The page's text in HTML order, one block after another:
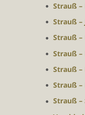
Strauß –
Strauß –
Strauß –
Strauß –
Strauß –
Strauß –
Strauß –